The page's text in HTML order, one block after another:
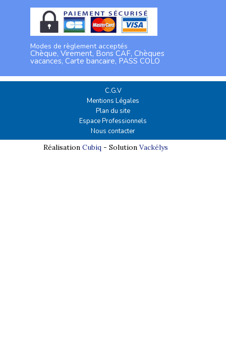
Modes de règlement acceptés
Chèque, Virement, Bons CAF, Chèques
vacances, Carte bancaire, PASS COLO
C.G.V
Mentions Légales
Plan du site
Espace Professionnels
Nous contacter
Réalisation Cubiq- Solution Vackélys